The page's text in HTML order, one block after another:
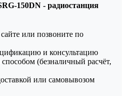
150DN - радиостанция
или позвоните по
и консультацию
(безналичный расчёт,
или самовывозом